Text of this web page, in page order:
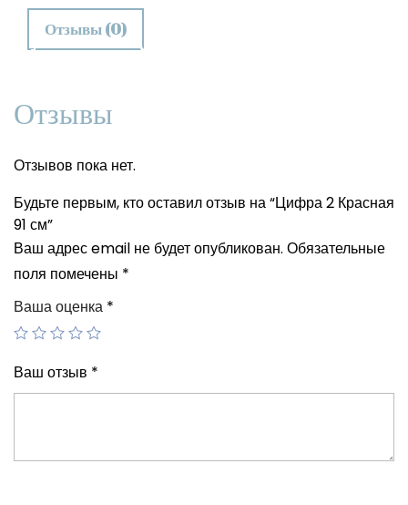
Отзывы (0)
Отзывы
Отзывов пока нет.
Будьте первым, кто оставил отзыв на “Цифра 2 Красная
91 см”
Ваш адрес email не будет опубликован. Обязательные
поля помечены *
Ваша оценка *
Ваш отзыв *